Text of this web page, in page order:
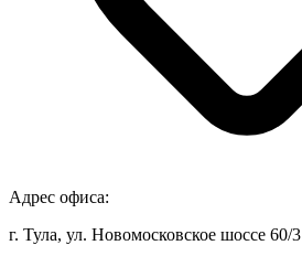
Адрес офиса:
г. Тула, ул. Новомосковское шоссе 60/3